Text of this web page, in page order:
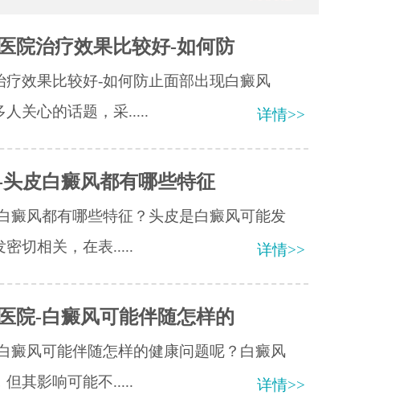
院治疗效果比较好-如何防
效果比较好-如何防止面部出现白癜风
关心的话题，采.....
详情>>
皮白癜风都有哪些特征
癜风都有哪些特征？头皮是白癜风可能发
切相关，在表.....
详情>>
院-白癜风可能伴随怎样的
癜风可能伴随怎样的健康问题呢？白癜风
但其影响可能不.....
详情>>